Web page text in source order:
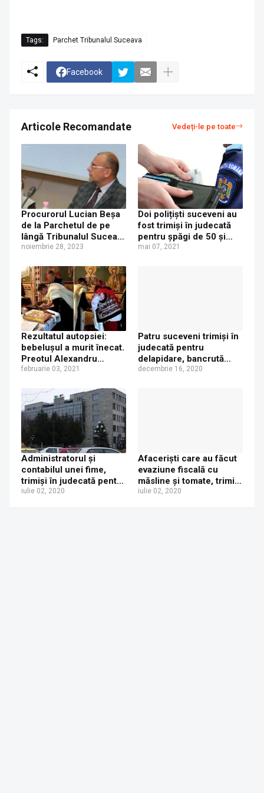
Tags: Parchet Tribunalul Suceava
Facebook
Articole Recomandate Vedeți-le pe toate
Procurorul Lucian Beșa
de la Parchetul de pe
lângă Tribunalul Suceava
a ieșit la pensie
noiembrie 28, 2023
Doi polițiști suceveni au
fost trimiși în judecată
pentru șpăgi de 50 și
300 de lei
mai 07, 2021
Rezultatul autopsiei:
bebelușul a murit înecat.
Preotul Alexandru
Mazarache, suspect în
culpă
februarie 03, 2021
Patru suceveni trimiși în
judecată pentru
delapidare, bancrută
frauduloasă, înșelăciune
decembrie 16, 2020
Administratorul și
contabilul unei fime,
trimiși în judecată pentru
evaziune fiscală într-un
iulie 02, 2020
Afaceriști care au făcut
evaziune fiscală cu
măsline și tomate, trimiși
în judecată de procurori.
iulie 02, 2020